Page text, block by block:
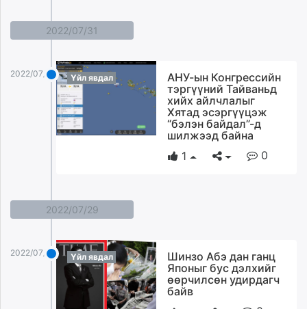
2022/07/31
2022/07/31 Үйл явдал
АНУ-ын Конгрессийн
тэргүүний Тайваньд
хийх айлчлалыг
Хятад эсэргүүцэж
“бэлэн байдал”-д
шилжээд байна
1
0
2022/07/29
2022/07/29 Үйл явдал
Шинзо Абэ дан ганц
Японыг бус дэлхийг
өөрчилсөн удирдагч
байв